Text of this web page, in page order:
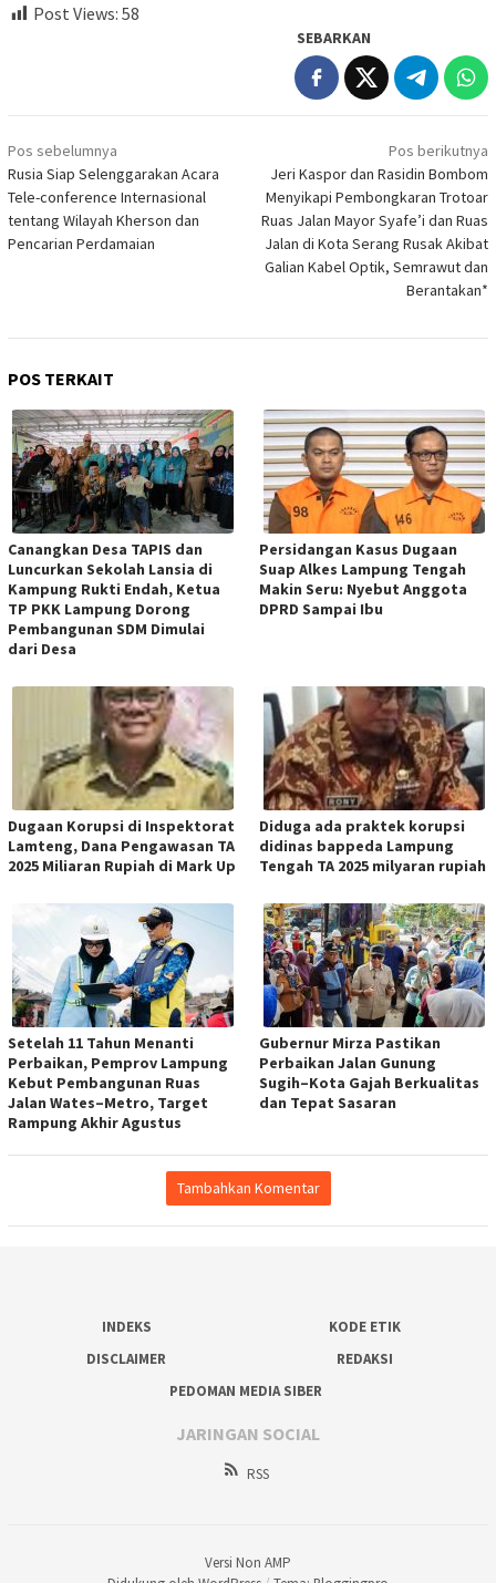
Post Views: 58
SEBARKAN
Navigasi
pos
Pos sebelumnya
Rusia Siap Selenggarakan Acara
Tele-conference Internasional
tentang Wilayah Kherson dan
Pencarian Perdamaian
Pos berikutnya
Jeri Kaspor dan Rasidin Bombom
Menyikapi Pembongkaran Trotoar
Ruas Jalan Mayor Syafe’i dan Ruas
Jalan di Kota Serang Rusak Akibat
Galian Kabel Optik, Semrawut dan
Berantakan*
POS TERKAIT
Canangkan Desa TAPIS dan
Luncurkan Sekolah Lansia di
Kampung Rukti Endah, Ketua
TP PKK Lampung Dorong
Pembangunan SDM Dimulai
dari Desa
Persidangan Kasus Dugaan
Suap Alkes Lampung Tengah
Makin Seru: Nyebut Anggota
DPRD Sampai Ibu
Dugaan Korupsi di Inspektorat
Lamteng, Dana Pengawasan TA
2025 Miliaran Rupiah di Mark Up
Diduga ada praktek korupsi
didinas bappeda Lampung
Tengah TA 2025 milyaran rupiah
Setelah 11 Tahun Menanti
Perbaikan, Pemprov Lampung
Kebut Pembangunan Ruas
Jalan Wates–Metro, Target
Rampung Akhir Agustus
Gubernur Mirza Pastikan
Perbaikan Jalan Gunung
Sugih–Kota Gajah Berkualitas
dan Tepat Sasaran
Tambahkan Komentar
INDEKS
KODE ETIK
DISCLAIMER
REDAKSI
PEDOMAN MEDIA SIBER
JARINGAN SOCIAL
RSS
Versi Non AMP